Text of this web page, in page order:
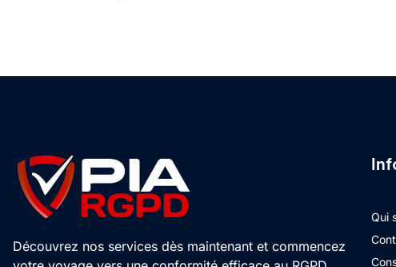
Découvrez nos services dès maintenant et commencez
Qui